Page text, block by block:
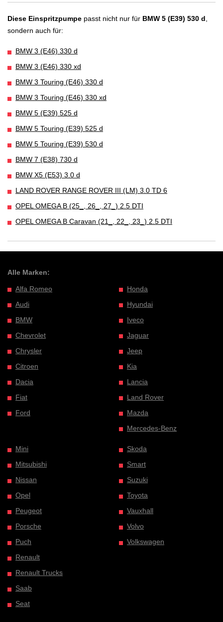
Diese Einspritzpumpe passt nicht nur für BMW 5 (E39) 530 d
sondern auch für:
BMW 3 (E46) 330 d
BMW 3 (E46) 330 xd
BMW 3 Touring (E46) 330 d
BMW 3 Touring (E46) 330 xd
BMW 5 (E39) 525 d
BMW 5 Touring (E39) 525 d
BMW 5 Touring (E39) 530 d
BMW 7 (E38) 730 d
BMW X5 (E53) 3.0 d
LAND ROVER RANGE ROVER III (LM) 3.0 TD 6
OPEL OMEGA B (25_, 26_, 27_) 2.5 DTI
OPEL OMEGA B Caravan (21_, 22_, 23_) 2.5 DTI
Alle Marken:
Alfa Romeo
Audi
BMW
Chevrolet
Chrysler
Citroen
Dacia
Fiat
Ford
Honda
Hyundai
Iveco
Jaguar
Jeep
Kia
Lancia
Land Rover
Mazda
Mercedes-Benz
Mini
Mitsubishi
Nissan
Opel
Peugeot
Porsche
Puch
Renault
Renault Trucks
Saab
Seat
Skoda
Smart
Suzuki
Toyota
Vauxhall
Volvo
Volkswagen